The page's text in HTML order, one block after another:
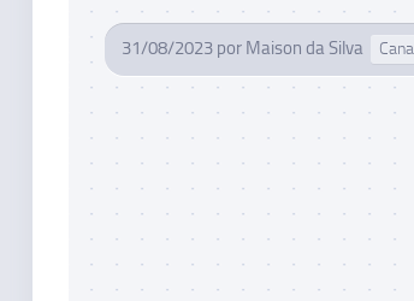
31/08/2023 por Maison da Silva